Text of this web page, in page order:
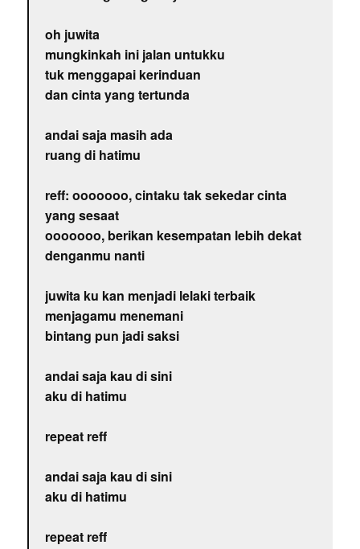
oh juwita
mungkinkah ini jalan untukku
tuk menggapai kerinduan
dan cinta yang tertunda
andai saja masih ada
ruang di hatimu
reff: ooooooo, cintaku tak sekedar cinta
yang sesaat
ooooooo, berikan kesempatan lebih dekat
denganmu nanti
juwita ku kan menjadi lelaki terbaik
menjagamu menemani
bintang pun jadi saksi
andai saja kau di sini
aku di hatimu
repeat reff
andai saja kau di sini
aku di hatimu
repeat reff